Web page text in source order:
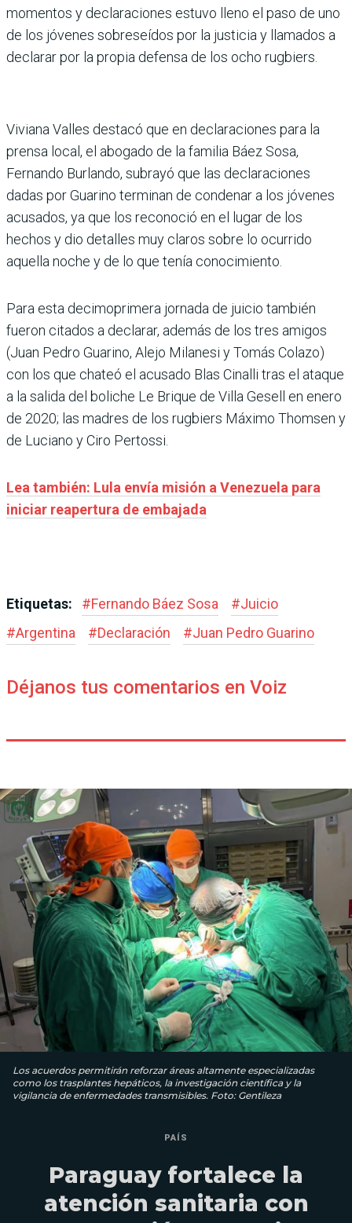
momentos y declaraciones estuvo lleno el paso de uno
de los jóvenes sobreseídos por la justicia y llamados a
declarar por la propia defensa de los ocho rugbiers.
Viviana Valles destacó que en declaraciones para la
prensa local, el abogado de la familia Báez Sosa,
Fernando Burlando, subrayó que las declaraciones
dadas por Guarino terminan de condenar a los jóvenes
acusados, ya que los reconoció en el lugar de los
hechos y dio detalles muy claros sobre lo ocurrido
aquella noche y de lo que tenía conocimiento.
Para esta decimoprimera jornada de juicio también
fueron citados a declarar, además de los tres amigos
(Juan Pedro Guarino, Alejo Milanesi y Tomás Colazo)
con los que chateó el acusado Blas Cinalli tras el ataque
a la salida del boliche Le Brique de Villa Gesell en enero
de 2020; las madres de los rugbiers Máximo Thomsen y
de Luciano y Ciro Pertossi.
Lea también: Lula envía misión a Venezuela para
iniciar reapertura de embajada
Etiquetas: #Fernando Báez Sosa #Juicio
#Argentina #Declaración #Juan Pedro Guarino
Déjanos tus comentarios en Voiz
Los acuerdos permitirán reforzar áreas altamente especializadas
como los trasplantes hepáticos, la investigación científica y la
vigilancia de enfermedades transmisibles. Foto: Gentileza
PAÍS
Paraguay fortalece la
atención sanitaria con